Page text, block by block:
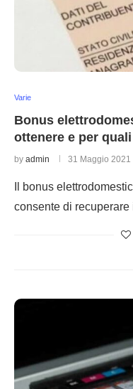
Varie
Bonus
ottenere e per
by admin 31 Maggio 2021
Il bonus
consente di